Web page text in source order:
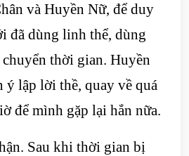
và Huyền Nữ, để duy
đã dùng linh thể, dùng
thời gian. Huyền
ý lập lời thề, quay về quá
để mình gặp lại hắn nữa.
Sau khi thời gian bị